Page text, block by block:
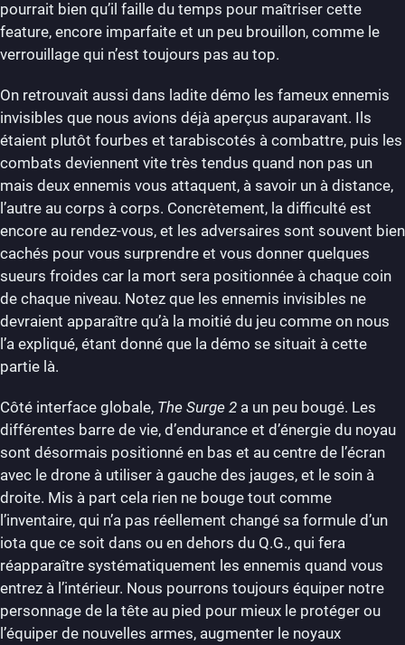
pourrait bien qu’il faille du temps pour maîtriser cette
feature, encore imparfaite et un peu brouillon, comme le
verrouillage qui n’est toujours pas au top.
On retrouvait aussi dans ladite démo les fameux ennemis
invisibles que nous avions déjà aperçus auparavant. Ils
étaient plutôt fourbes et tarabiscotés à combattre, puis les
combats deviennent vite très tendus quand non pas un
mais deux ennemis vous attaquent, à savoir un à distance,
l’autre au corps à corps. Concrètement, la difficulté est
encore au rendez-vous, et les adversaires sont souvent bien
cachés pour vous surprendre et vous donner quelques
sueurs froides car la mort sera positionnée à chaque coin
de chaque niveau. Notez que les ennemis invisibles ne
devraient apparaître qu’à la moitié du jeu comme on nous
l’a expliqué, étant donné que la démo se situait à cette
partie là.
Côté interface globale, The Surge 2 a un peu bougé. Les
différentes barre de vie, d’endurance et d’énergie du noyau
sont désormais positionné en bas et au centre de l’écran
avec le drone à utiliser à gauche des jauges, et le soin à
droite. Mis à part cela rien ne bouge tout comme
l’inventaire, qui n’a pas réellement changé sa formule d’un
iota que ce soit dans ou en dehors du Q.G., qui fera
réapparaître systématiquement les ennemis quand vous
entrez à l’intérieur. Nous pourrons toujours équiper notre
personnage de la tête au pied pour mieux le protéger ou
l’équiper de nouvelles armes, augmenter le noyaux